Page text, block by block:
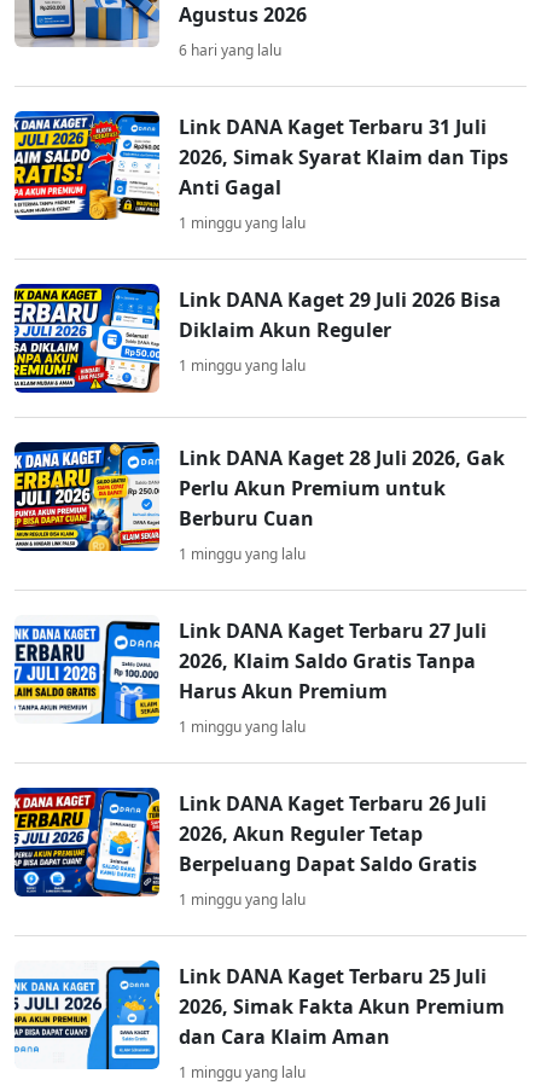
Agustus 2026
6 hari yang lalu
Link DANA Kaget Terbaru 31 Juli
2026, Simak Syarat Klaim dan Tips
Anti Gagal
1 minggu yang lalu
Link DANA Kaget 29 Juli 2026 Bisa
Diklaim Akun Reguler
1 minggu yang lalu
Link DANA Kaget 28 Juli 2026, Gak
Perlu Akun Premium untuk
Berburu Cuan
1 minggu yang lalu
Link DANA Kaget Terbaru 27 Juli
2026, Klaim Saldo Gratis Tanpa
Harus Akun Premium
1 minggu yang lalu
Link DANA Kaget Terbaru 26 Juli
2026, Akun Reguler Tetap
Berpeluang Dapat Saldo Gratis
1 minggu yang lalu
Link DANA Kaget Terbaru 25 Juli
2026, Simak Fakta Akun Premium
dan Cara Klaim Aman
1 minggu yang lalu